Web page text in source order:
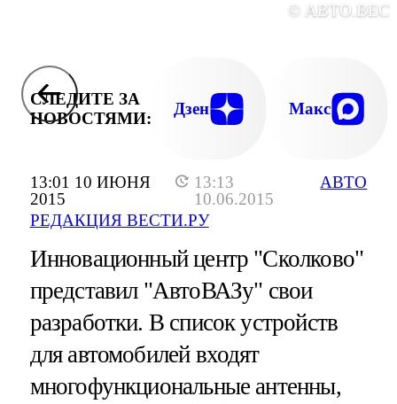
13:01 10 ИЮНЯ
2015
13:13
10.06.2015
РЕДАКЦИЯ ВЕСТИ.РУ
АВТО
©
СЛЕДИТЕ ЗА
НОВОСТЯМИ:
Дзен Макс
Инновационный центр "Сколково"
представил "АвтоВАЗу" свои
разработки. В список устройств
для автомобилей входят
многофункциональные антенны,